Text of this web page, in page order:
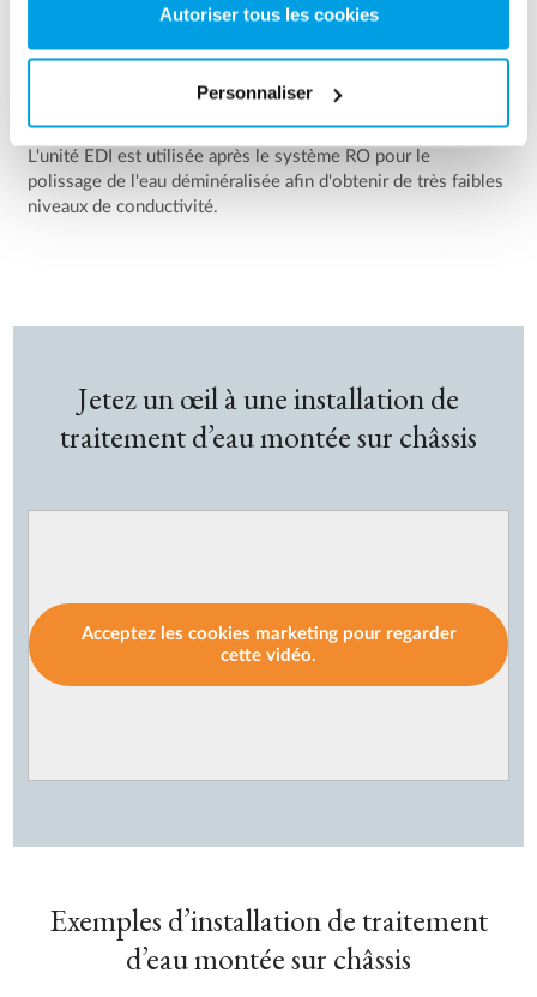
Autoriser tous les cookies
Personnaliser
6. EDI
L'unité EDI est utilisée après le système RO pour le
polissage de l'eau déminéralisée afin d'obtenir de très faibles
niveaux de conductivité.
Jetez un œil à une installation de
traitement d’eau montée sur châssis
Acceptez les cookies marketing pour regarder
cette vidéo.
Exemples d’installation de traitement
d’eau montée sur châssis